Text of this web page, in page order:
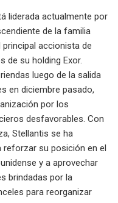
liderada actualmente por
de la familia
principal accionista de
de su holding Exor.
luego de la salida
en diciembre pasado,
por los
desfavorables. Con
Stellantis se ha
su posición en el
y a aprovechar
brindadas por la
para reorganizar